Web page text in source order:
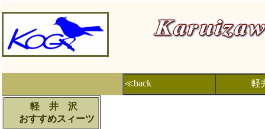
≪back 軽
軽 井 沢
おすすめスィーツ